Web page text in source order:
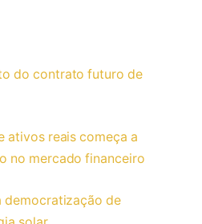
do contrato futuro de
ativos reais começa a
no mercado financeiro
democratização de